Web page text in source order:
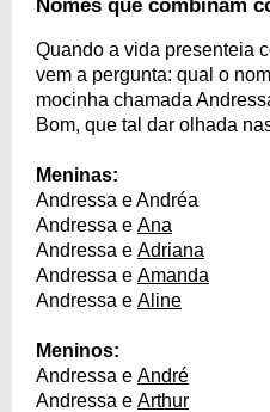
Nomes que combinam
Quando a vida presenteia
vem a pergunta: qual o
mocinha chamada
Bom, que tal dar olhada
Meninas:
Andressa e Andréa
Andressa e Ana
Andressa e Adriana
Andressa e Amanda
Andressa e Aline
Meninos:
Andressa e André
Andressa e Arthur